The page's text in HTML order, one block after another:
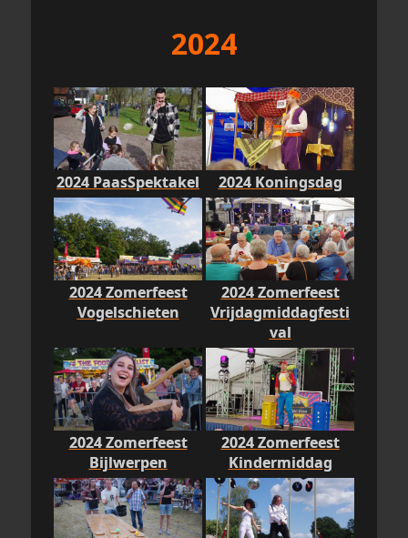
2024
2024 PaasSpektakel 2024 Koningsdag
2024 Zomerfeest
Vogelschieten
2024 Zomerfeest
Vrijdagmiddagfesti
val
2024 Zomerfeest
Bijlwerpen
2024 Zomerfeest
Kindermiddag